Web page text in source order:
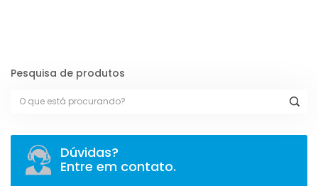
Pesquisa de produtos
Dúvidas?
Entre em contato.